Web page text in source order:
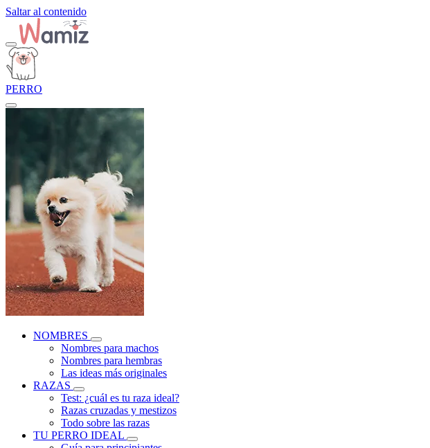
Saltar al contenido
PERRO
NOMBRES
Nombres para machos
Nombres para hembras
Las ideas más originales
RAZAS
Test: ¿cuál es tu raza ideal?
Razas cruzadas y mestizos
Todo sobre las razas
TU PERRO IDEAL